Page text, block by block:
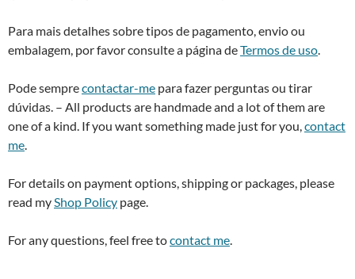
Para mais detalhes sobre tipos de pagamento, envio ou
embalagem, por favor consulte a página deTermos de uso
Pode semprecontactar-me para fazer perguntas ou tirar
dúvidas. – All products are handmade and a lot of them are
one of a kind. If you want something made just for you, contact
me
For details on payment options, shipping or packages, please
read my Shop Policy page.
For any questions, feel free tocontact me